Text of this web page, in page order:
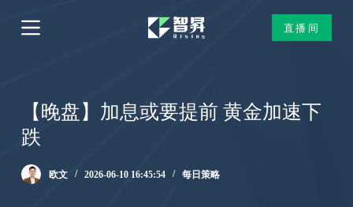
跳
过
直播间
【晚盘】加息或要提前 黄金加速下
跌
欧文 2026-06-10 16:45:54 每日策略